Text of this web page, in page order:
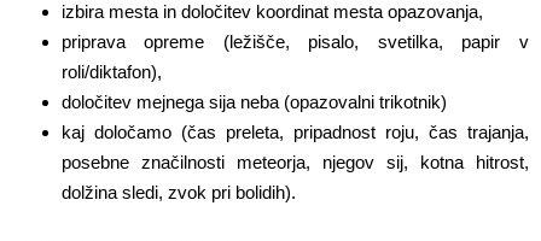
izbira mesta in določitev koordinat mesta opazovanja,
priprava opreme (ležišče, pisalo, svetilka, papir v
roli/diktafon),
določitev mejnega sija neba (opazovalni trikotnik)
kaj določamo (čas preleta, pripadnost roju, čas trajanja,
posebne značilnosti meteorja, njegov sij, kotna hitrost,
dolžina sledi, zvok pri bolidih).